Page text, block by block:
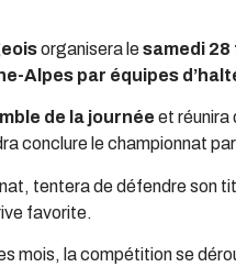
organisera lesamedi
Alpes par équipes
de la journée et réunira
conclure le championnat
tentera de défendre son
favorite.
mois, la compétition se